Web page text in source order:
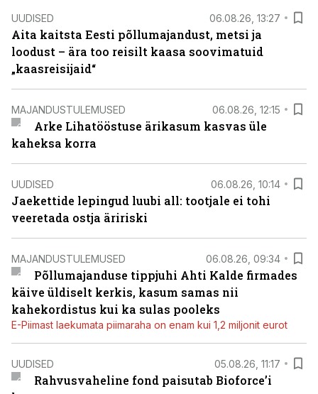
UUDISED 06.08.26, 13:27
Aita kaitsta Eesti põllumajandust, metsi ja
loodust – ära too reisilt kaasa soovimatuid
„kaasreisijaid“
MAJANDUSTULEMUSED 06.08.26, 12:15
Arke Lihatööstuse ärikasum kasvas üle
kaheksa korra
UUDISED 06.08.26, 10:14
Jaekettide lepingud luubi all: tootjale ei tohi
veeretada ostja äririski
MAJANDUSTULEMUSED 06.08.26, 09:34
Põllumajanduse tippjuhi Ahti Kalde firmades
käive üldiselt kerkis, kasum samas nii
kahekordistus kui ka sulas pooleks
E-Piimast laekumata piimaraha on enam kui 1,2 miljonit eurot
UUDISED 05.08.26, 11:17
Rahvusvaheline fond paisutab Bioforce’i